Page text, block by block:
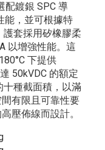
配鍍銀 SPC 導
能，並可根據特
護套採用矽橡膠柔
以增強性能。這
下提供
50kVDC 的額定
十種截面積，以滿
有限且可靠性要
壓佈線而設計。